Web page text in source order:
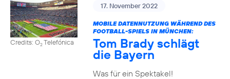
Credits: O2Telefónica
17. November 2022
MOBILE DATENNUTZUNG WÄHREND DES
FOOTBALL-SPIELS IN MÜNCHEN:
Tom Brady schlägt
die Bayern
Was für ein Spektakel!